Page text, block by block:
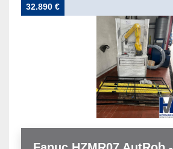
Sortieren nach
32.890 €